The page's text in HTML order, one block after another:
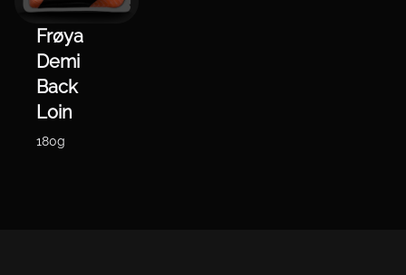
Frøya
Demi
Back
Loin
180g